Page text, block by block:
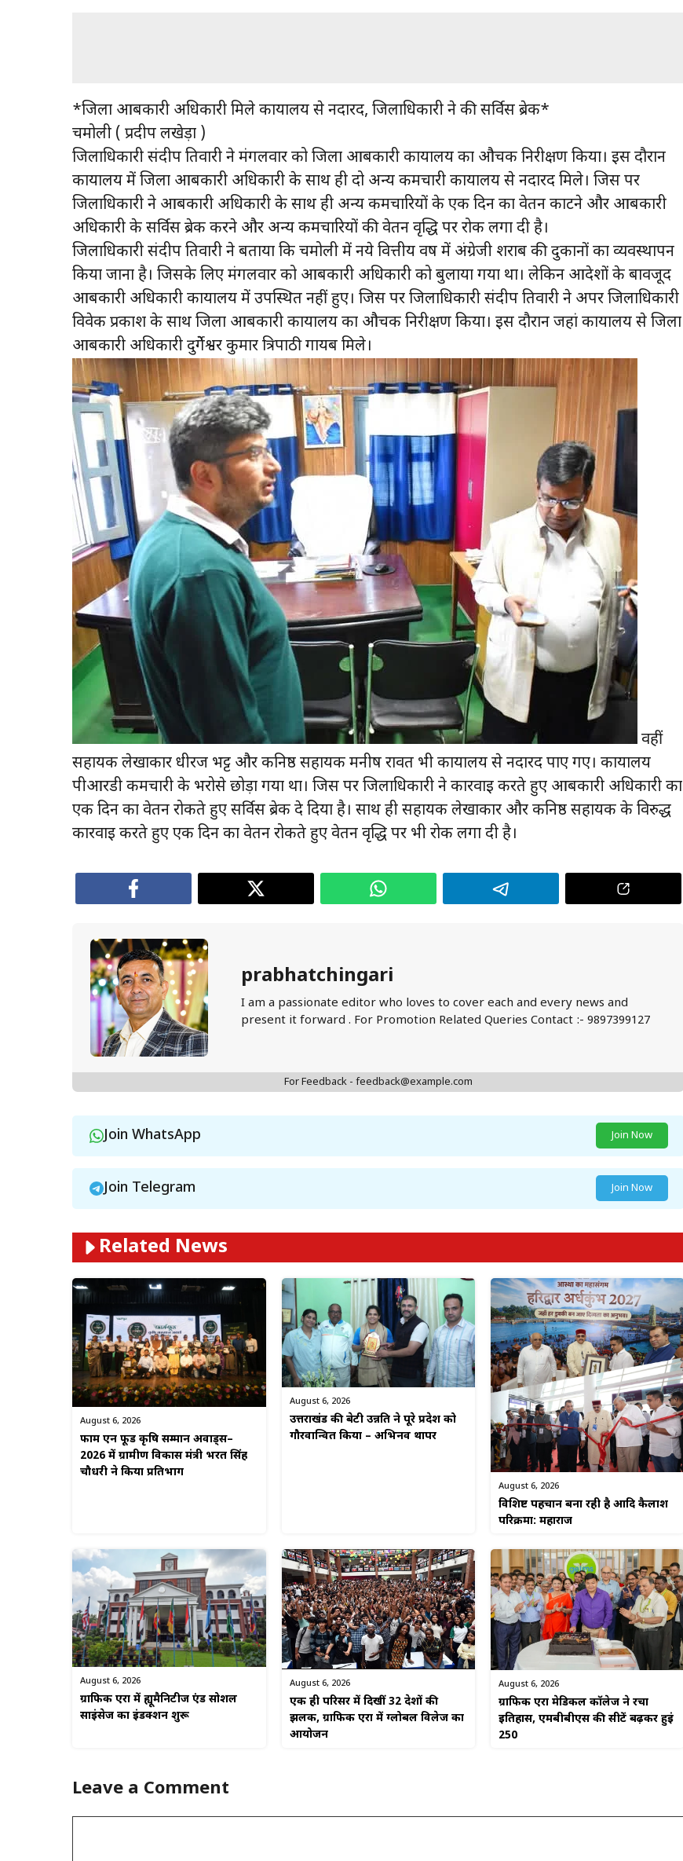
*जिला आबकारी अधिकारी मिले कार्यालय से नदारद, जिलाधिकारी ने की सर्विस ब्रेक*
चमोली ( प्रदीप लखेड़ा )
जिलाधिकारी संदीप तिवारी ने मंगलवार को जिला आबकारी कार्यालय का औचक निरीक्षण किया। इस दौरान
कार्यालय में जिला आबकारी अधिकारी के साथ ही दो अन्य कर्मचारी कार्यालय से नदारद मिले। जिस पर
जिलाधिकारी ने आबकारी अधिकारी के साथ ही अन्य कर्मचारियों के एक दिन का वेतन काटने और आबकारी
अधिकारी के सर्विस ब्रेक करने और अन्य कर्मचारियों की वेतन वृद्धि पर रोक लगा दी है।
जिलाधिकारी संदीप तिवारी ने बताया कि चमोली में नये वित्तीय वर्ष में अंग्रेजी शराब की दुकानों का व्यवस्थापन
किया जाना है। जिसके लिए मंगलवार को आबकारी अधिकारी को बुलाया गया था। लेकिन आदेशों के बावजूद
आबकारी अधिकारी कार्यालय में उपस्थित नहीं हुए। जिस पर जिलाधिकारी संदीप तिवारी ने अपर जिलाधिकारी
विवेक प्रकाश के साथ जिला आबकारी कार्यालय का औचक निरीक्षण किया। इस दौरान जहां कार्यालय से जिला
आबकारी अधिकारी दुर्गेेश्वर कुमार त्रिपाठी गायब मिले।
वहीं
सहायक लेखाकार धीरज भट्ट और कनिष्ठ सहायक मनीष रावत भी कार्यालय से नदारद पाए गए। कार्यालय
पीआरडी कर्मचारी के भरोसे छोड़ा गया था। जिस पर जिलाधिकारी ने कार्रवाई करते हुए आबकारी अधिकारी का
एक दिन का वेतन रोकते हुए सर्विस ब्रेक दे दिया है। साथ ही सहायक लेखाकार और कनिष्ठ सहायक के विरुद्ध
कार्रवाई करते हुए एक दिन का वेतन रोकते हुए वेतन वृद्धि पर भी रोक लगा दी है।
prabhatchingari
I am a passionate editor who loves to cover each and every news and
present it forward . For Promotion Related Queries Contact :- 9897399127
For Feedback - feedback@example.com
Join WhatsApp Join Now
Join Telegram Join Now
Related News
August 6, 2026
फार्म एन फूड कृषि सम्मान अवार्ड्स–
2026 में ग्रामीण विकास मंत्री भरत सिंह
चौधरी ने किया प्रतिभाग
August 6, 2026
उत्तराखंड की बेटी उन्नति ने पूरे प्रदेश को
गौरवान्वित किया – अभिनव थापर
August 6, 2026
विशिष्ट पहचान बना रही है आदि कैलाश
परिक्रमा: महाराज
August 6, 2026
ग्राफिक एरा में ह्यूमैनिटीज एंड सोशल
साइंसेज का इंडक्शन शुरू
August 6, 2026
एक ही परिसर में दिखीं 32 देशों की
झलक, ग्राफिक एरा में ग्लोबल विलेज का
आयोजन
August 6, 2026
ग्राफिक एरा मेडिकल कॉलेज ने रचा
इतिहास, एमबीबीएस की सीटें बढ़कर हुईं
250
Leave a Comment